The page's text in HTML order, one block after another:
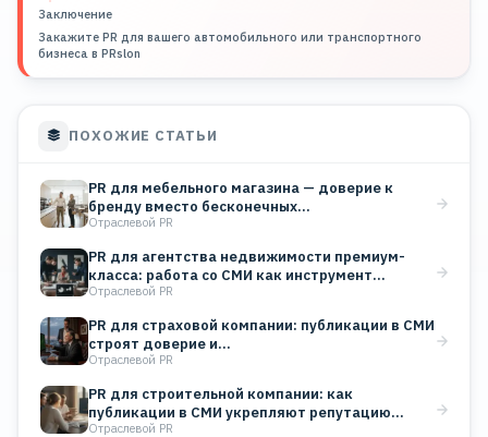
Заключение
Закажите PR для вашего автомобильного или транспортного
бизнеса в PRslon
ПОХОЖИЕ СТАТЬИ
PR для мебельного магазина — доверие к
бренду вместо бесконечных…
Отраслевой PR
PR для агентства недвижимости премиум-
класса: работа со СМИ как инструмент…
Отраслевой PR
PR для страховой компании: публикации в СМИ
строят доверие и…
Отраслевой PR
PR для строительной компании: как
публикации в СМИ укрепляют репутацию…
Отраслевой PR